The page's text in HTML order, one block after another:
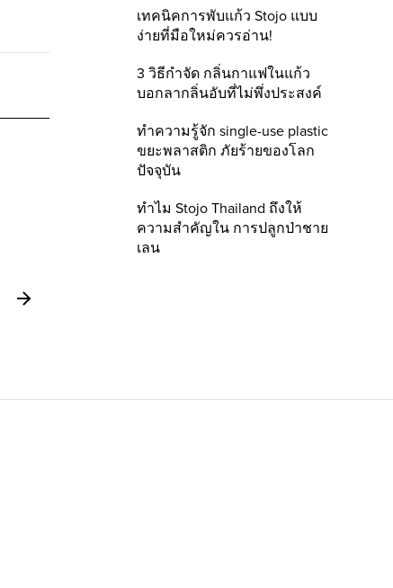
เทคนิคการพับแก้ว Stojo แบบ
ง่ายที่มือใหม่ควรอ่าน!
3 วิธีกำจัด กลิ่นกาแฟในแก้ว
บอกลากลิ่นอับที่ไม่พึ่งประสงค์
ทำความรู้จัก single-use plastic
ขยะพลาสติก ภัยร้ายของโลก
ปัจจุบัน
ทำไม Stojo Thailand ถึงให้
ความสำคัญใน การปลูกป่าชาย
เลน